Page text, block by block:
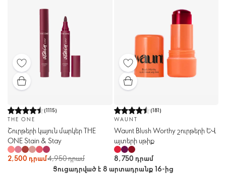
(1115)
THE ONE
Շուրթերի կայուն մարկեր THE
ONE Stain & Stay
2,500 դրամ4,950 դրամ
(181)
WAUNT
Waunt Blush Worthy շուրթերի և
այտերի սթիք
8,750 դրամ
Ցուցադրված է 8 արտադրանք 16-ից